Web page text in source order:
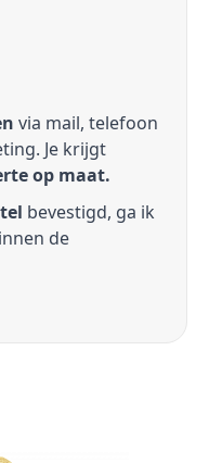
via mail, telefoon
Je krijgt
op maat.
bevestigd, ga ik
de